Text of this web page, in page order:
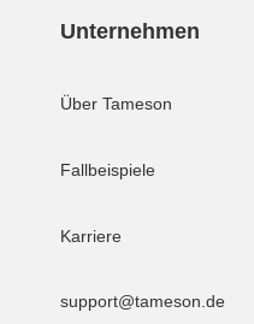
Unternehmen
Über Tameson
Fallbeispiele
Karriere
support@tameson.de